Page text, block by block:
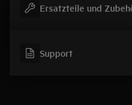
Ersatzteile und
Support